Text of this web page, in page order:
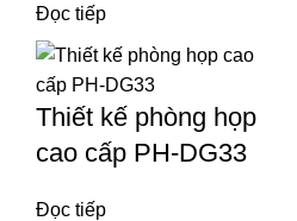
Đọc tiếp
Thiết kế phòng họp
cao cấp PH-DG33
Đọc tiếp